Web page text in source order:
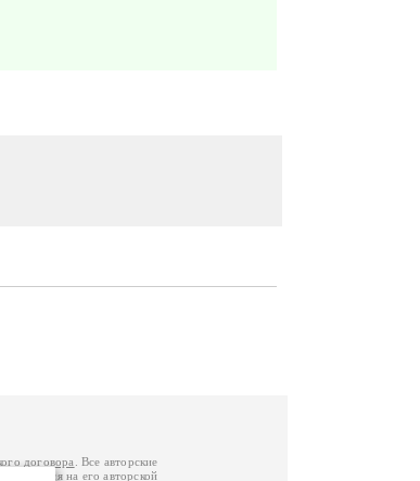
договора
. Все авторские
на его авторской